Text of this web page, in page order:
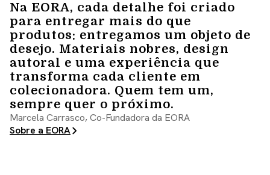
Na EORA, cada detalhe foi criado
para entregar mais do que
produtos: entregamos um objeto de
desejo. Materiais nobres, design
autoral e uma experiência que
transforma cada cliente em
colecionadora. Quem tem um,
sempre quer o próximo.
Marcela Carrasco, Co-Fundadora da EORA
Sobre a EORA